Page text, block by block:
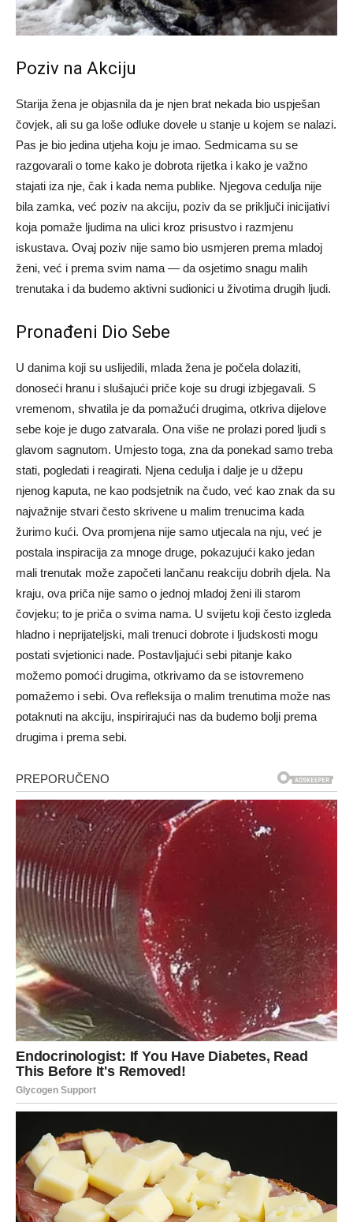
Poziv na Akciju
Starija žena je objasnila da je njen brat nekada bio uspješan
čovjek, ali su ga loše odluke dovele u stanje u kojem se nalazi.
Pas je bio jedina utjeha koju je imao. Sedmicama su se
razgovarali o tome kako je dobrota rijetka i kako je važno
stajati iza nje, čak i kada nema publike. Njegova cedulja nije
bila zamka, već poziv na akciju, poziv da se priključi inicijativi
koja pomaže ljudima na ulici kroz prisustvo i razmjenu
iskustava. Ovaj poziv nije samo bio usmjeren prema mladoj
ženi, već i prema svim nama — da osjetimo snagu malih
trenutaka i da budemo aktivni sudionici u životima drugih ljudi.
Pronađeni Dio Sebe
U danima koji su uslijedili, mlada žena je počela dolaziti,
donoseći hranu i slušajući priče koje su drugi izbjegavali. S
vremenom, shvatila je da pomažući drugima, otkriva dijelove
sebe koje je dugo zatvarala. Ona više ne prolazi pored ljudi s
glavom sagnutom. Umjesto toga, zna da ponekad samo treba
stati, pogledati i reagirati. Njena cedulja i dalje je u džepu
njenog kaputa, ne kao podsjetnik na čudo, već kao znak da su
najvažnije stvari često skrivene u malim trenucima kada
žurimo kući. Ova promjena nije samo utjecala na nju, već je
postala inspiracija za mnoge druge, pokazujući kako jedan
mali trenutak može započeti lančanu reakciju dobrih djela. Na
kraju, ova priča nije samo o jednoj mladoj ženi ili starom
čovjeku; to je priča o svima nama. U svijetu koji često izgleda
hladno i neprijateljski, mali trenuci dobrote i ljudskosti mogu
postati svjetionici nade. Postavljajući sebi pitanje kako
možemo pomoći drugima, otkrivamo da se istovremeno
pomažemo i sebi. Ova refleksija o malim trenutima može nas
potaknuti na akciju, inspirirajući nas da budemo bolji prema
drugima i prema sebi.